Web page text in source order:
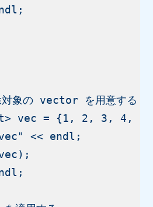
象の vector を用意する
vec = {1, 2, 3, 4,
<< endl;